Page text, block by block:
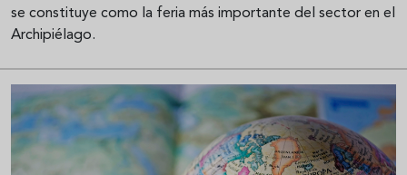
se constituye como la feria más importante del sector en el
Archipiélago.